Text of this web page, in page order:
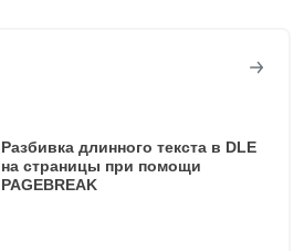
Разбивка длинного текста в DLE
на страницы при помощи
PAGEBREAK